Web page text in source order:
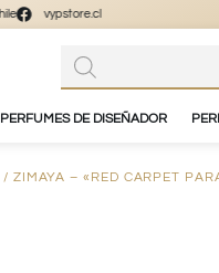
PERFUMES DE DISEÑADOR
/ ZIMAYA – «RED CARPET